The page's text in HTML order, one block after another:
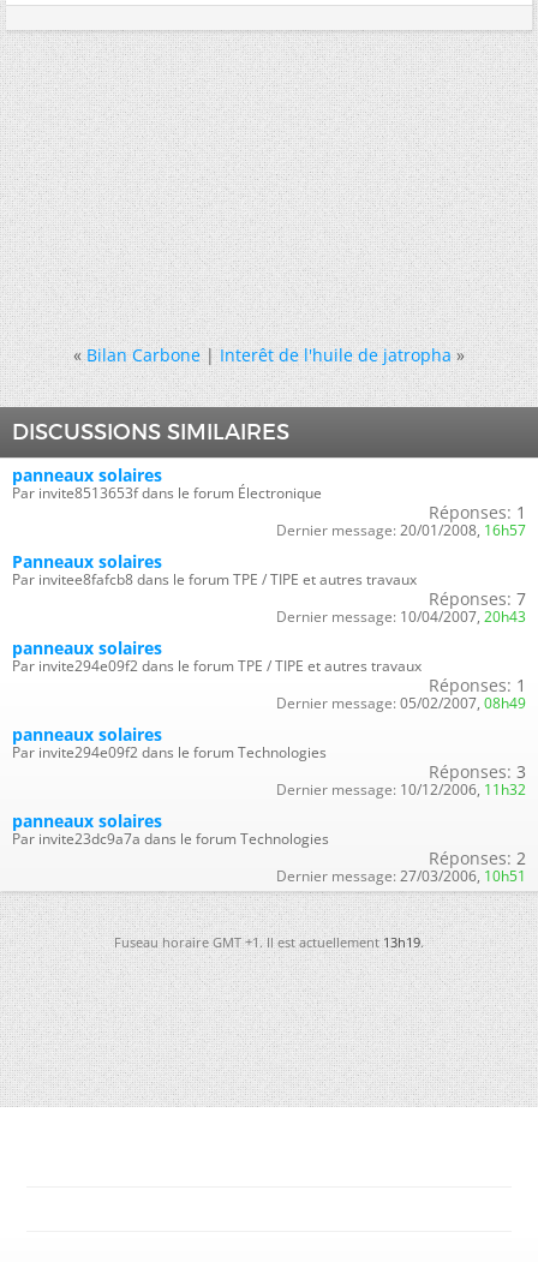
« Bilan Carbone|Interêt de l'huile de jatropha »
DISCUSSIONS SIMILAIRES
panneaux solaires
Par invite8513653f dans le forum Électronique
Réponses: 1
Dernier message: 20/01/2008, 16h57
Panneaux solaires
Par invitee8fafcb8 dans le forum TPE / TIPE et autres travaux
Réponses: 7
Dernier message: 10/04/2007, 20h43
panneaux solaires
Par invite294e09f2 dans le forum TPE / TIPE et autres travaux
Réponses: 1
Dernier message: 05/02/2007, 08h49
panneaux solaires
Par invite294e09f2 dans le forum Technologies
Réponses: 3
Dernier message: 10/12/2006, 11h32
panneaux solaires
Par invite23dc9a7a dans le forum Technologies
Réponses: 2
Dernier message: 27/03/2006, 10h51
Fuseau horaire GMT +1. Il est actuellement13h19.